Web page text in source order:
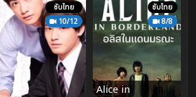
ซับไทย
10/12
ซับไทย
8/8
Alice in